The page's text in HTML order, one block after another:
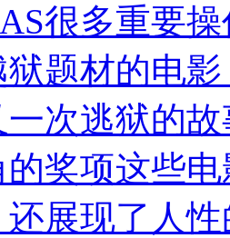
很多重要
狱题材的电
一次逃狱的
的奖项这些
展现了人